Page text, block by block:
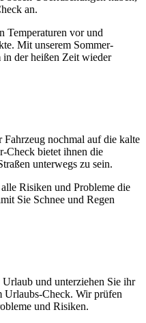
an.
Temperaturen vor und
Mit unserem Sommer-
in der heißen Zeit wieder
nochmal auf die kalte
Check bietet ihnen die
unterwegs zu sein.
Risiken und Probleme die
Sie Schnee und Regen
und unterziehen Sie ihr
Urlaubs-Check. Wir prüfen
und Risiken.